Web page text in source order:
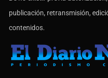
publicación, retransmisión,
contenidos.